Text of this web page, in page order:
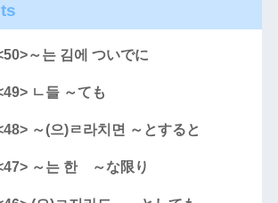
～는 김에 ついでに
ㄴ들 ～ても
～(으)ㄹ라치면 ～とすると
～는 한 ～な限り